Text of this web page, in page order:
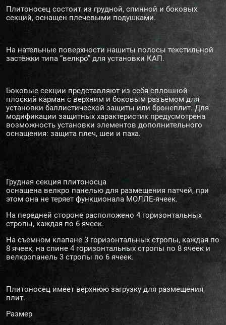
Плитоносец состоит из грудной, спинной и боковых
секций, оснащен плечевыми подушками.
На нательные поверхности нашиты полосы текстильной
застёжки типа “велкро” для установки КАП.
Боковые секции представляют из себя сплошной
плоский карман с верхним и боковым разъёмом для
установки баллистической защиты или бронеплит. Для
модификации защитных характеристик предусмотрена
возможность установки элементов дополнительного
оснащения: защита плеч, шеи и паха.
Грудная секция плитоносца
оснащена велкро панелью для размещения патчей, при
этом она не теряет функционала МОЛЛЕ-ячеек.
На передней стороне расположено 4 горизонтальных
стропы, каждая по 6 ячеек.
На съемном клапане 3 горизонтальных стропы, каждая по
8 ячеек, на спине 4 горизонтальных стропы по 8 ячеек и
велкропанель 3 стропы по 6 ячеек.
Плитоносец имеет верхнюю загрузку для размещения
плит.
Размер